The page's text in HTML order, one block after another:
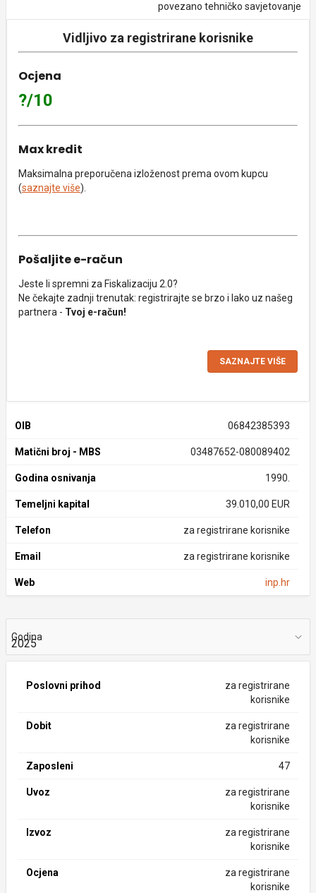
povezano tehničko savjetovanje
Vidljivo za registrirane korisnike
Ocjena
?/10
Max kredit
Maksimalna preporučena izloženost prema ovom kupcu
(saznajte više).
Pošaljite e-račun
Jeste li spremni za Fiskalizaciju 2.0?
Ne čekajte zadnji trenutak: registrirajte se brzo i lako uz našeg
partnera - Tvoj e-račun!
SAZNAJTE VIŠE
OIB 06842385393
Matični broj - MBS 03487652-080089402
Godina osnivanja 1990.
Temeljni kapital 39.010,00 EUR
Telefon za registrirane korisnike
Email za registrirane korisnike
Web inp.hr
Godina
Poslovni prihod
za registrirane
korisnike
Dobit
za registrirane
korisnike
Zaposleni 47
Uvoz
za registrirane
korisnike
Izvoz
za registrirane
korisnike
Ocjena
za registrirane
korisnike